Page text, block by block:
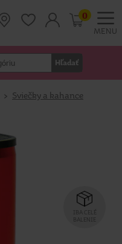
MENU
Hľadať
0
> Sviečky a kahance
IBA CELÉ
BALENIE